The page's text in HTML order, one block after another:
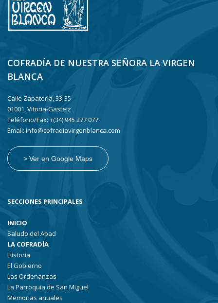
COFRADÍA DE NUESTRA SEÑORA LA VIRGEN
BLANCA
Calle Zapatería, 33-35
01001, Vitoria-Gasteiz
Teléfono/Fax: +(34) 945 277 077
Email: info@cofradiavirgenblanca.com
> Ver en Google Maps
SECCIONES PRINCIPALES
INICIO
Saludo del Abad
LA COFRADÍA
Historia
El Gobierno
Las Ordenanzas
La Parroquia de San Miguel
Memorias anuales